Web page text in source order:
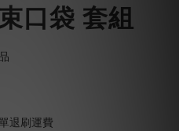
口袋 套組
退刷運費